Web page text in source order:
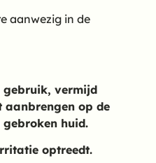
aanwezig in de
gebruik, vermijd
op de
huid.
optreedt.